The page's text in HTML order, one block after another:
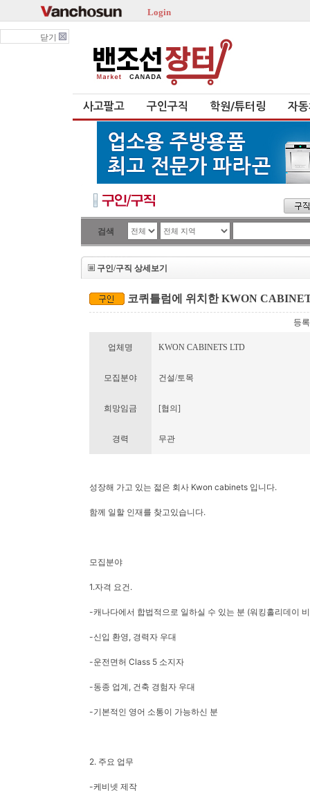
Login
닫기
사고팔고 구인구직 학원/튜터링 자
검색
구인/구직 상세보기
코퀴틀럼에 위치한 KWON
등
업체명 KWON CABINETS LTD
모집분야 건설/토목
희망임금 [협의]
경력 무관
성장해 가고 있는 젋은 회사 Kwon cabinets 입니다.
함께 일할 인재를 찾고있습니다.
모집분야
1.자격 요건.
-캐나다에서 합법적으로 일하실 수 있는 분 (워킹홀리데이
-신입 환영, 경력자 우대
-운전면허 Class 5 소지자
-동종 업계, 건축 경험자 우대
-기본적인 영어 소통이 가능하신 분
2. 주요 업무
-케비넷 제작